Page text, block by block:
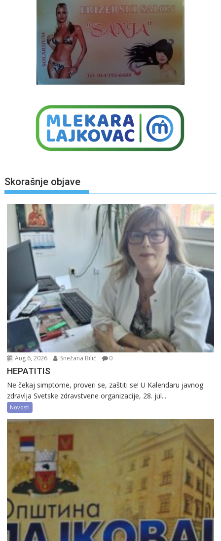
Skorašnje objave
Aug 6, 2026 Snežana Bilić 0
HEPATITIS
Ne čekaj simptome, proveri se, zaštiti se! U Kalendaru javnog
zdravlja Svetske zdravstvene organizacije, 28. jul...
Novosti